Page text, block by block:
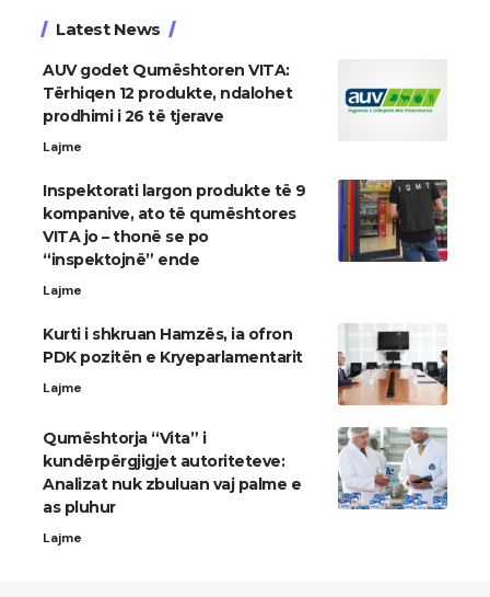
Latest News
AUV godet Qumështoren VITA:
Tërhiqen 12 produkte, ndalohet
prodhimi i 26 të tjerave
Lajme
Inspektorati largon produkte të 9
kompanive, ato të qumështores
VITA jo – thonë se po
“inspektojnë” ende
Lajme
Kurti i shkruan Hamzës, ia ofron
PDK pozitën e Kryeparlamentarit
Lajme
Qumështorja “Vita” i
kundërpërgjigjet autoriteteve:
Analizat nuk zbuluan vaj palme e
as pluhur
Lajme